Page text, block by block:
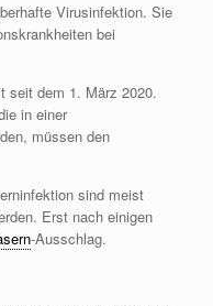
Virusinfektion. Sie
bei
seit dem 1. März 2020.
in einer
müssen den
sind meist
Erst nach einigen
-Ausschlag.